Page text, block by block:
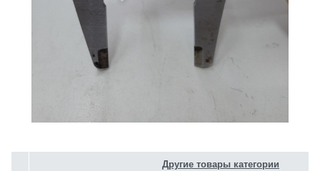
Другие товары категории